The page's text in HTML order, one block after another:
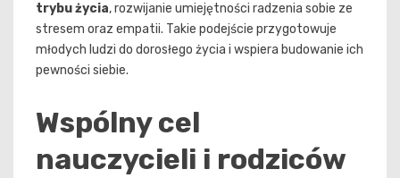
trybu życia, rozwijanie umiejętności radzenia sobie ze
stresem oraz empatii. Takie podejście przygotowuje
młodych ludzi do dorosłego życia i wspiera budowanie ich
pewności siebie.
Wspólny cel
nauczycieli i rodziców